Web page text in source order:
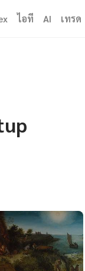
ไอที AI เทรด